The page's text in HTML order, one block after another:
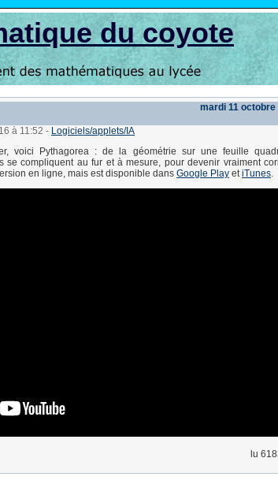
du coyote
mardi 11 octobre
à 11:52 - Logiciels/applets/IA
voici Pythagorea : de la géométrie sur une feuille
se compliquent au fur et à mesure, pour devenir vraiment
en ligne, mais est disponible dans Google Play etiTunes.
lu